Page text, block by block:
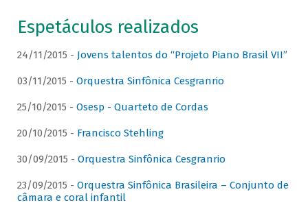
Espetáculos realizados
24/11/2015 - Jovens talentos do “Projeto Piano Brasil VII”
03/11/2015 - Orquestra Sinfônica Cesgranrio
25/10/2015 - Osesp - Quarteto de Cordas
20/10/2015 - Francisco Stehling
30/09/2015 - Orquestra Sinfônica Cesgranrio
23/09/2015 - Orquestra Sinfônica Brasileira – Conjunto de
câmara e coral infantil